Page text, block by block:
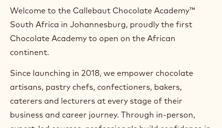
Welcome to the Callebaut Chocolate Academy™
South Africa in Johannesburg, proudly the first
Chocolate Academy to open on the African
continent.
Since launching in 2018, we empower chocolate
artisans, pastry chefs, confectioners, bakers,
caterers and lecturers at every stage of their
business and career journey. Through in-person,